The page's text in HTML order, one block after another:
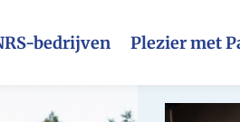
bedrijven Plezier met